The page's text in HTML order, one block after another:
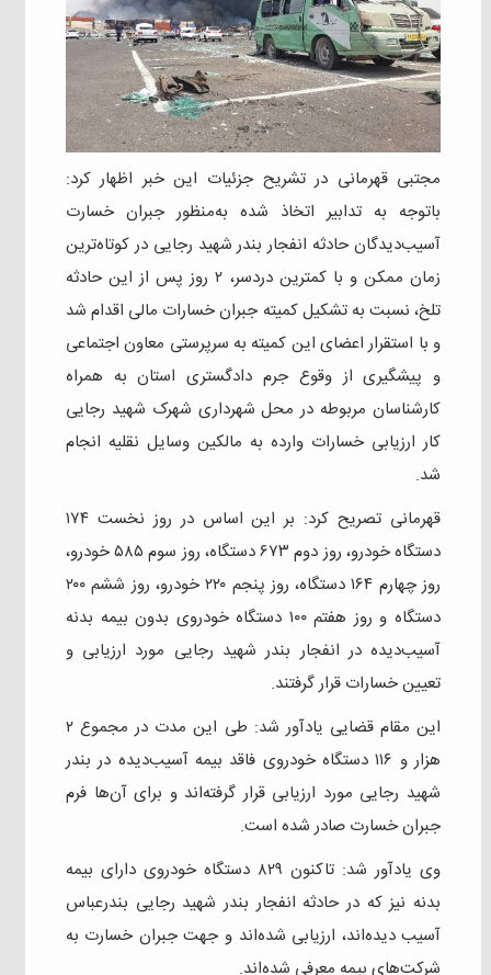
مجتبی قهرمانی در تشریح جزئیات این خبر اظهار کرد:
باتوجه به تدابیر اتخاذ شده به‌منظور جبران خسارت
آسیب‌دیدگان حادثه انفجار بندر شهید رجایی در کوتاه‌ترین
زمان ممکن و با کمترین دردسر، ۲ روز پس از این حادثه
تلخ، نسبت به تشکیل کمیته جبران خسارات مالی اقدام شد
و با استقرار اعضای این کمیته به سرپرستی معاون اجتماعی
و پیشگیری از وقوع جرم دادگستری استان به همراه
کارشناسان مربوطه در محل شهرداری شهرک شهید رجایی
کار ارزیابی خسارات وارده به مالکین وسایل نقلیه انجام
شد.
قهرمانی تصریح کرد: بر این اساس در روز نخست ۱۷۴
دستگاه خودرو، روز دوم ۶۷۳ دستگاه، روز سوم ۵۸۵ خودرو،
روز چهارم ۱۶۴ دستگاه، روز پنجم ۲۲۰ خودرو، روز ششم ۲۰۰
دستگاه و روز هفتم ۱۰۰ دستگاه خودروی بدون بیمه بدنه
آسیب‌دیده در انفجار بندر شهید رجایی مورد ارزیابی و
تعیین خسارات قرار گرفتند.
این مقام قضایی یادآور شد: طی این مدت در مجموع ۲
هزار و ۱۱۶ دستگاه خودروی فاقد بیمه آسیب‌دیده در بندر
شهید رجایی مورد ارزیابی قرار گرفته‌اند و برای آن‌ها فرم
جبران خسارت صادر شده است.
وی یادآور شد: تاکنون ۸۲۹ دستگاه خودروی دارای بیمه
بدنه نیز که در حادثه انفجار بندر شهید رجایی بندرعباس
آسیب دیده‌اند، ارزیابی شده‌اند و جهت جبران خسارت به
شرکت‌های بیمه معرفی شده‌اند.